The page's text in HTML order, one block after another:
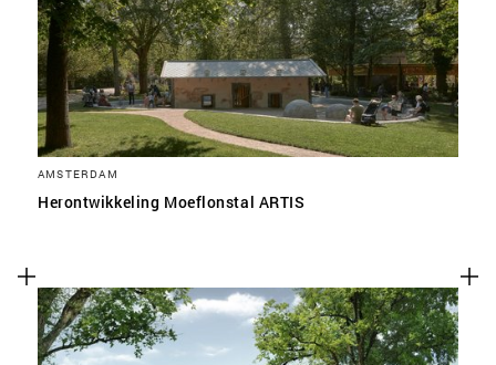
AMSTERDAM
Herontwikkeling Moeflonstal ARTIS